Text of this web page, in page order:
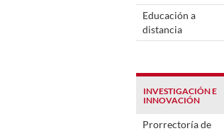
Educación a
distancia
INVESTIGACIÓN E
INNOVACIÓN
Prorrectoría de